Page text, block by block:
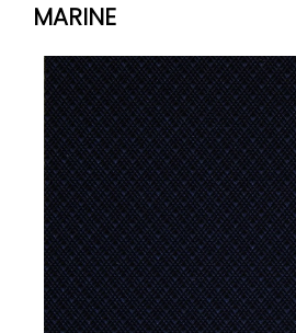
MARINE